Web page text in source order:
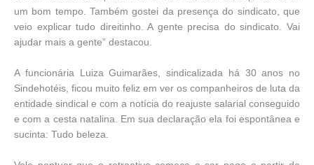
um bom tempo. Também gostei da presença do sindicato, que
veio explicar tudo direitinho. A gente precisa do sindicato. Vai
ajudar mais a gente” destacou.
A funcionária Luiza Guimarães, sindicalizada há 30 anos no
Sindehotéis, ficou muito feliz em ver os companheiros de luta da
entidade sindical e com a notícia do reajuste salarial conseguido
e com a cesta natalina. Em sua declaração ela foi espontânea e
sucinta: Tudo beleza.